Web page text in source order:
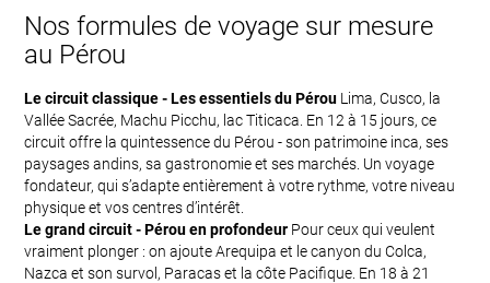
Nos formules de voyage sur mesure
au Pérou
Le circuit classique - Les essentiels du Pérou Lima, Cusco, la
Vallée Sacrée, Machu Picchu, lac Titicaca. En 12 à 15 jours, ce
circuit offre la quintessence du Pérou - son patrimoine inca, ses
paysages andins, sa gastronomie et ses marchés. Un voyage
fondateur, qui s’adapte entièrement à votre rythme, votre niveau
physique et vos centres d’intérêt.
Le grand circuit - Pérou en profondeur Pour ceux qui veulent
vraiment plonger : on ajoute Arequipa et le canyon du Colca,
Nazca et son survol, Paracas et la côte Pacifique. En 18 à 21